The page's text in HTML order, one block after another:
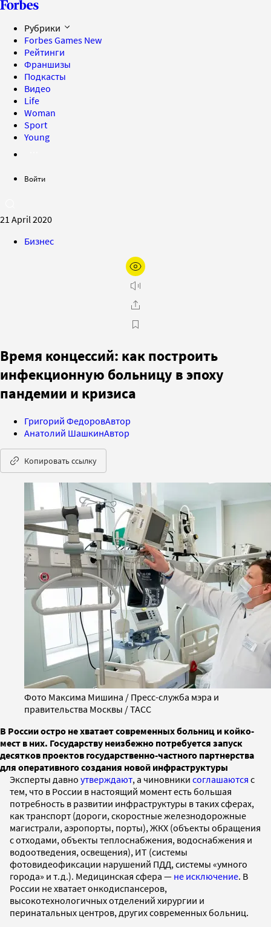
Рубрики
Forbes Games New
Рейтинги
Франшизы
Подкасты
Видео
Life
Woman
Sport
Young
Войти
21 April 2020
Бизнес
Время концессий: как построить
инфекционную больницу в эпоху
пандемии и кризиса
Григорий ФедоровАвтор
Анатолий ШашкинАвтор
Копировать ссылку
Фото Максима Мишина / Пресс-служба мэра и
правительства Москвы / ТАСС
В России остро не хватает современных больниц и койко-
мест в них. Государству неизбежно потребуется запуск
десятков проектов государственно-частного партнерства
для оперативного создания новой инфраструктуры
Эксперты давно утверждают, а чиновники соглашаются с
тем, что в России в настоящий момент есть большая
потребность в развитии инфраструктуры в таких сферах,
как транспорт (дороги, скоростные железнодорожные
магистрали, аэропорты, порты), ЖКХ (объекты обращения
с отходами, объекты теплоснабжения, водоснабжения и
водоотведения, освещения), ИТ (системы
фотовидеофиксации нарушений ПДД, системы «умного
города» и т.д.). Медицинская сфера — не исключение. В
России не хватает онкодиспансеров,
высокотехнологичных отделений хирургии и
перинатальных центров, других современных больниц.